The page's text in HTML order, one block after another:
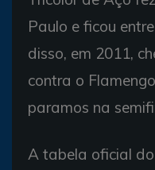
Paulo e ficou
disso, em 2011,
contra o
paramos na
A tabela oficial